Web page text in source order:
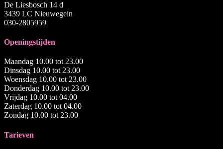
De Liesbosch 14 d
3439 LC Nieuwegein
030-2805959
Openingstijden
Maandag 10.00 tot 23.00
Dinsdag 10.00 tot 23.00
Woensdag 10.00 tot 23.00
Donderdag 10.00 tot 23.00
Vrijdag 10.00 tot 04.00
Zaterdag 10.00 tot 04.00
Zondag 10.00 tot 23.00
Tarieven